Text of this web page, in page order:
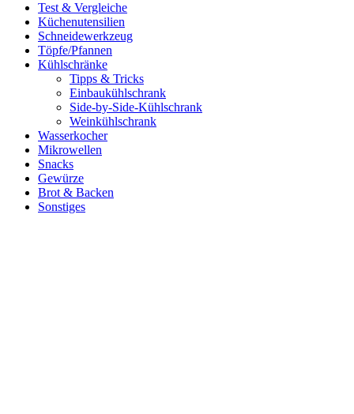
Test & Vergleiche
Küchenutensilien
Schneidewerkzeug
Töpfe/Pfannen
Kühlschränke
Tipps & Tricks
Einbaukühlschrank
Side-by-Side-Kühlschrank
Weinkühlschrank
Wasserkocher
Mikrowellen
Snacks
Gewürze
Brot & Backen
Sonstiges